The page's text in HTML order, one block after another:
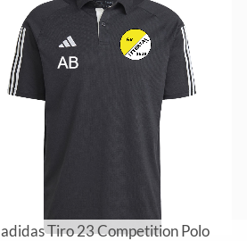
adidas Tiro 23 Competition Polo